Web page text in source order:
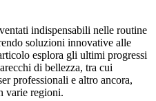
indispensabili nelle routine
soluzioni innovative alle
esplora gli ultimi progressi
di bellezza, tra cui
professionali e altro ancora,
varie regioni.